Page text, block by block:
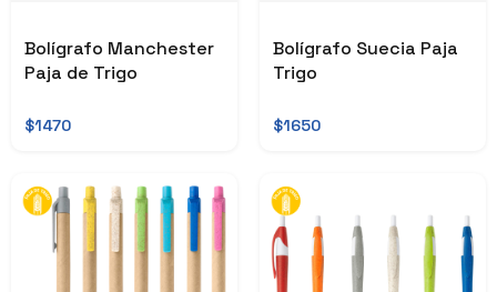
Bolígrafo Manchester
Paja de Trigo
$1470
Bolígrafo Suecia Paja
Trigo
$1650